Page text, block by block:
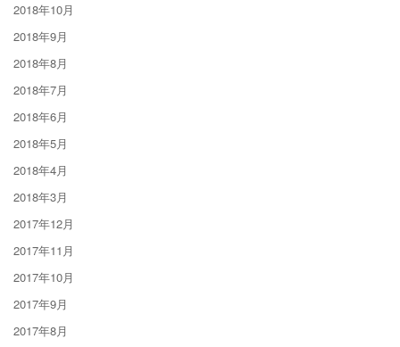
2018年10月
2018年9月
2018年8月
2018年7月
2018年6月
2018年5月
2018年4月
2018年3月
2017年12月
2017年11月
2017年10月
2017年9月
2017年8月